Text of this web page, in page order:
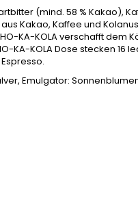
(mind. 58 % Kakao),
Kakao, Kaffee und
KA-KOLA verschafft dem
KA-KOLA Dose stecken 16
Emulgator: